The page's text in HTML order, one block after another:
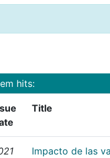
hits:
Title
Impacto de las